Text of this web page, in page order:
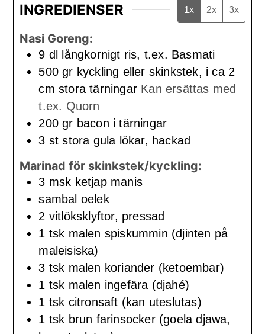
INGREDIENSER 1x 2x 3x
Nasi Goreng:
9 dl
långkornigt ris, t.ex. Basmati
500 gr kyckling eller skinkstek, i ca 2
cm stora tärningar Kan ersättas med
t.ex. Quorn
200gr bacon i tärningar
3 st stora gula lökar, hackad
Marinad för skinkstek/kyckling:
3 msk ketjap manis
sambal oelek
2 vitlöksklyftor, pressad
1 tsk malen spiskummin (djinten på
maleisiska)
3 tsk malen koriander (ketoembar)
1 tsk malen ingefära (djahé)
1 tsk citronsaft (kan uteslutas)
1 tsk brun farinsocker (goela djawa,